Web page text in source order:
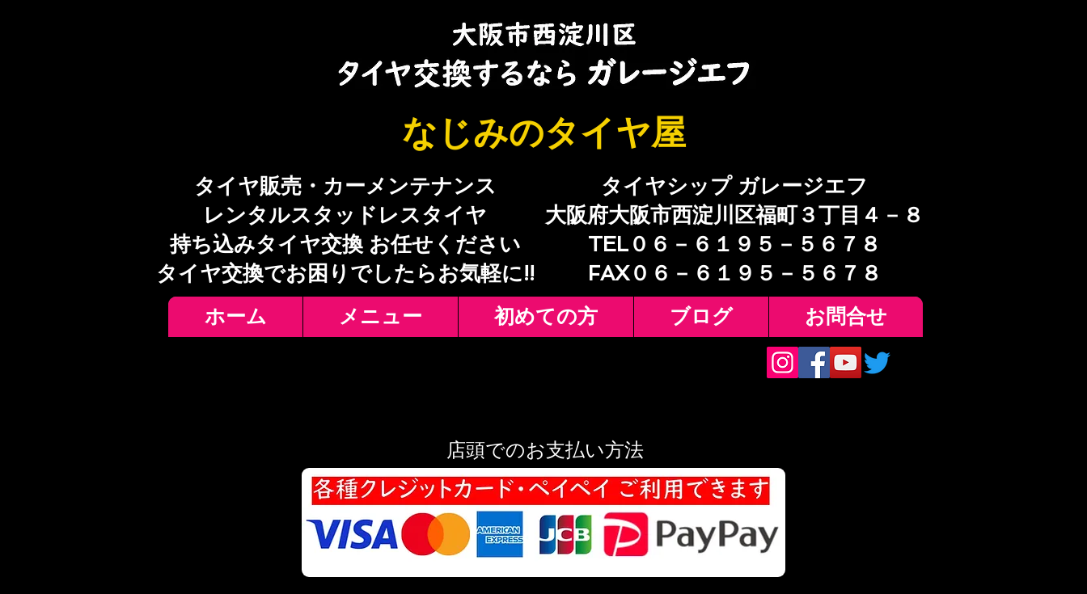
​なじみのタイヤ屋
タイヤ販売・カーメンテナンス
レンタルスタッドレスタイヤ
持ち込みタイヤ交換 お任せください
​タイヤ交換でお困りでしたらお気軽に!!
​タイヤシップ ガレージエフ
大阪府大阪市西淀川区福町３丁目４－８
TEL０６－６１９５－５６７８
​FAX０６－６１９５－５６７８
ホーム メニュー 初めての方 ブログ お問合せ
店頭でのお支払い方法